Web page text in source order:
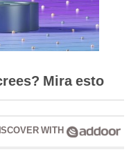
Mira esto
WITH